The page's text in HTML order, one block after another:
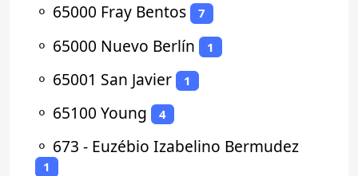
⚬ 65000 Fray Bentos 7
⚬ 65000 Nuevo Berlín 1
⚬ 65001 San Javier 1
⚬ 65100 Young 4
⚬ 673 - Euzébio Izabelino Bermudez
1